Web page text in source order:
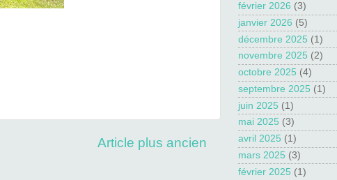
Article plus ancien
février 2026 (3)
janvier 2026 (5)
décembre 2025 (1)
novembre 2025 (2)
octobre 2025 (4)
septembre 2025 (1)
juin 2025 (1)
mai 2025 (3)
avril 2025 (1)
mars 2025 (3)
février 2025 (1)